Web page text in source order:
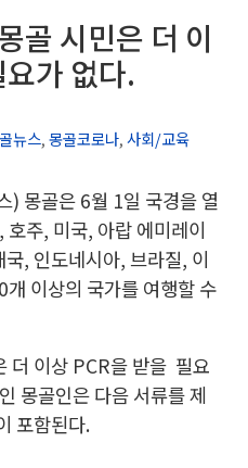
골 시민은 더 이
가 없다.
뉴스,몽골코로나,사회/교육
) 몽골은 6월 1일 국경을 열
주, 미국, 아랍 에미레이
, 인도네시아, 브라질, 이
이상의 국가를 여행할 수
더 이상 PCR을 받을 필요
몽골인은 다음 서류를 제
포함된다.